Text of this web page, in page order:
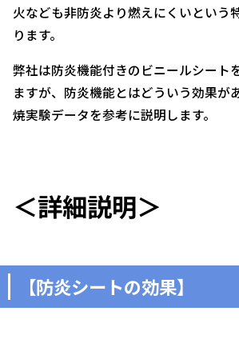
火なども非防炎より燃えにくいという
ります。
弊社は防炎機能付きのビニールシート
ますが、防炎機能とはどういう効果が
焼実験データを参考に説明します。
＜詳細説明＞
【防炎シートの効果】